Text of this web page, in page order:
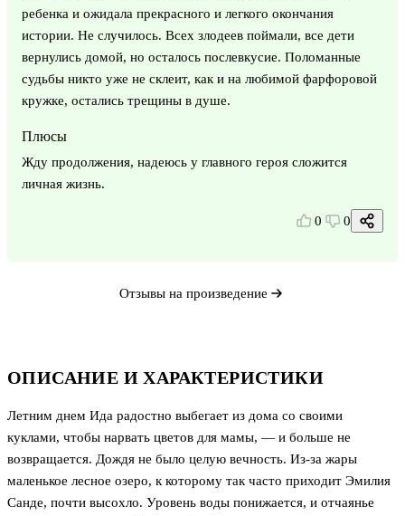
ОПИСАНИЕ И ХАРАКТЕРИСТИКИ
Летним днем Ида радостно выбегает из дома со своими
куклами, чтобы нарвать цветов для мамы, — и больше не
возвращается. Дождя не было целую вечность. Из-за жары
маленькое лесное озеро, к которому так часто приходит Эмилия
Санде, почти высохло. Уровень воды понижается, и отчаянье
ребенка и ожидала прекрасного и легкого окончания
истории. Не случилось. Всех злодеев поймали, все дети
вернулись домой, но осталось послевкусие. Поломанные
судьбы никто уже не склеит, как и на любимой фарфоровой
кружке, остались трещины в душе.
Плюсы
Жду продолжения, надеюсь у главного героя сложится
личная жизнь.
0 0
Отзывы на произведение